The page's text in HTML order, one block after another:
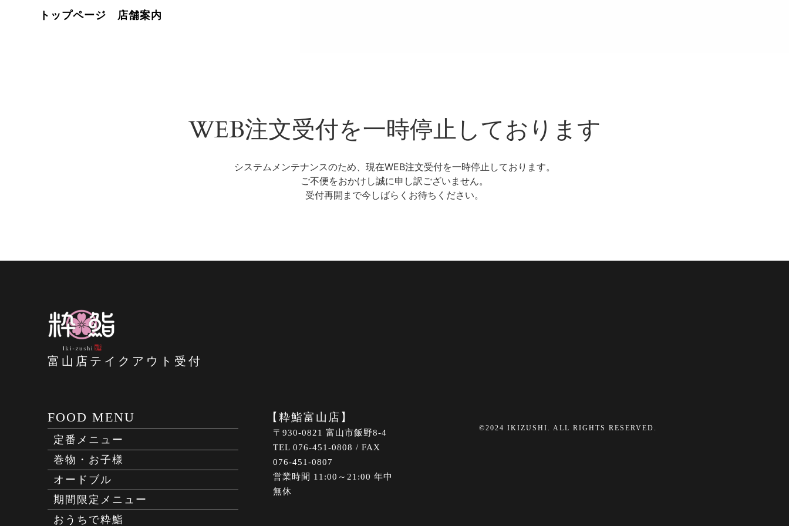
トップページ 店舗案内
WEB注文受付を一時停止しております
システムメンテナンスのため、現在WEB注文受付を一時停止しております。
ご不便をおかけし誠に申し訳ございません。
受付再開まで今しばらくお待ちください。
富山店テイクアウト受付
FOOD MENU
定番メニュー
巻物・お子様
オードブル
期間限定メニュー
おうちで粋鮨
【粋鮨富山店】
〒930-0821 富山市飯野8-4
TEL 076-451-0808 / FAX
076-451-0807
営業時間 11:00～21:00 年中
無休
©2024 IKIZUSHI. ALL RIGHTS RESERVED.